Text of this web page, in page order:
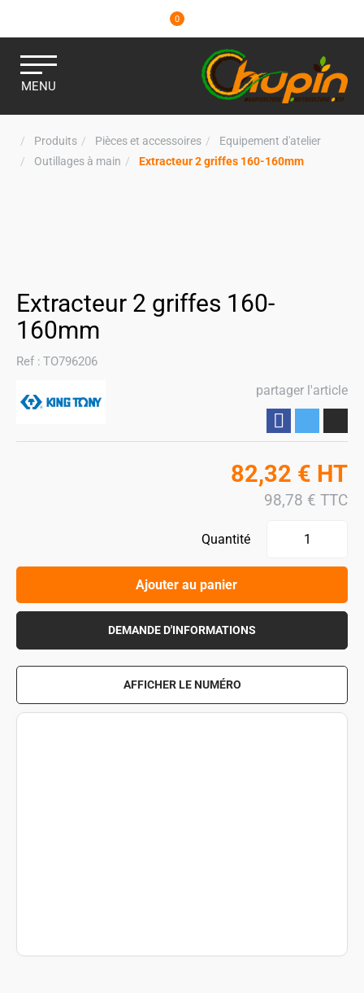
0
MENU
Produits Pièces et accessoires
Equipement d'atelier
Outillages à main
Extracteur 2 griffes 160-160mm
Extracteur 2 griffes 160-
160mm
Ref : TO796206
partager l'article
82,32 € HT
98,78 € TTC
Quantité
Ajouter au panier
DEMANDE D'INFORMATIONS
AFFICHER LE NUMÉRO